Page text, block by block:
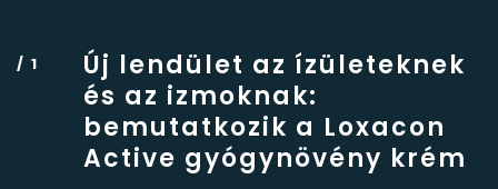
Új lendület az ízületeknek
és az izmoknak:
bemutatkozik a Loxacon
Active gyógynövény krém